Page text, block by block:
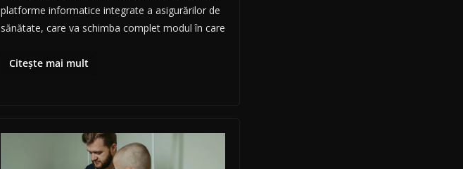
platforme informatice integrate a asigurărilor de
sănătate, care va schimba complet modul în care
Citește mai mult